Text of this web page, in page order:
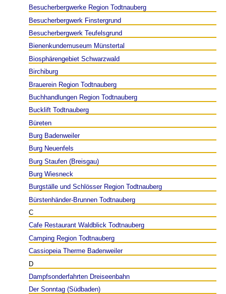
Besucherbergwerke Region Todtnauberg
Besucherbergwerk Finstergrund
Besucherbergwerk Teufelsgrund
Bienenkundemuseum Münstertal
Biosphärengebiet Schwarzwald
Birchiburg
Brauerein Region Todtnauberg
Buchhandlungen Region Todtnauberg
Bucklift Todtnauberg
Büreten
Burg Badenweiler
Burg Neuenfels
Burg Staufen (Breisgau)
Burg Wiesneck
Burgställe und Schlösser Region Todtnauberg
Bürstenhänder-Brunnen Todtnauberg
C
Cafe Restaurant Waldblick Todtnauberg
Camping Region Todtnauberg
Cassiopeia Therme Badenweiler
D
Dampfsonderfahrten Dreiseenbahn
Der Sonntag (Südbaden)